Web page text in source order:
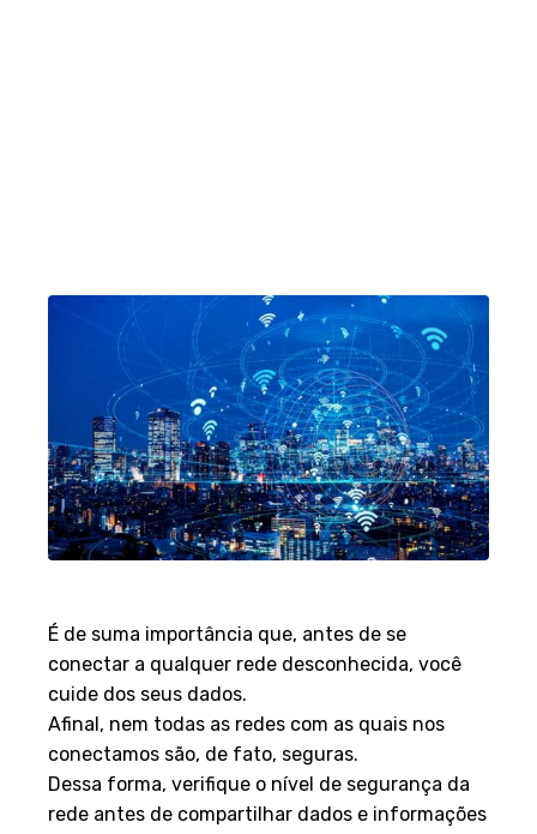
É de suma importância que, antes de se
conectar a qualquer rede desconhecida, você
cuide dos seus dados.
Afinal, nem todas as redes com as quais nos
conectamos são, de fato, seguras.
Dessa forma, verifique o nível de segurança da
rede antes de compartilhar dados e informações